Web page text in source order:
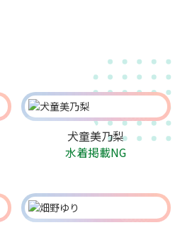
犬童美乃梨
水着掲載NG